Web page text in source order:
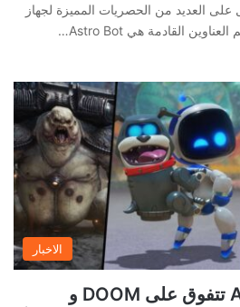
على العديد من الحصريات المميزة لجهاز
الاخبار
لعبة Astro Bot تتفوق على DOOM و